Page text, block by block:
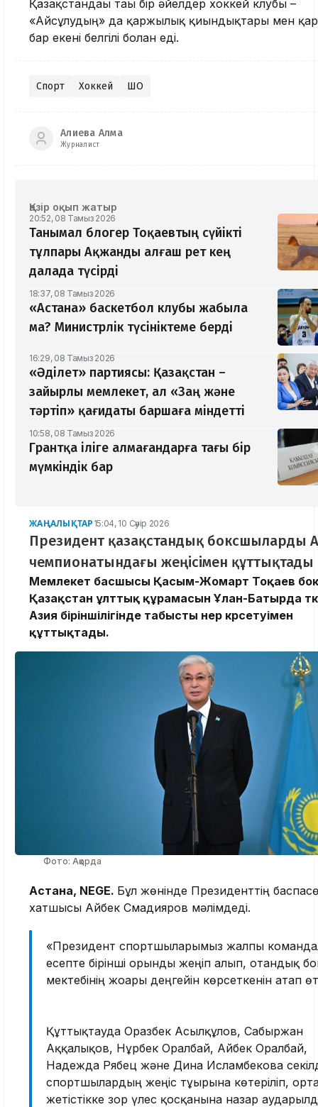
Қазақстандағы тағы бір әйелдер хоккей клубы –
«Айсұлудың» да қаржылық қиындықтары мен
бар екені белгілі болған еді.
Спорт Хоккей ШҚО
Алиева Алма
Журналист
Қазір оқып жатыр
20:52, 08 Тамыз 2026
Танымал блогер Тоқаевтың сүйікті
тұлпары Ақжанды алғаш рет кең
далада түсірді
18:37, 08 Тамыз 2026
«Астана» баскетбол клубы жабыла
ма? Министрлік түсініктеме берді
16:29, 08 Тамыз 2026
«Әділет» партиясы: Қазақстан –
зайырлы мемлекет, ал «Заң және
тәртіп» қағидаты баршаға міндетті
10:58, 08 Тамыз 2026
Грантқа іліге алмағандарға тағы бір
мүмкіндік бар
ЖАҢАЛЫҚТАР 15:04, 10 Сәуір 2026
Президент қазақстандық боксшыларды
чемпионатындағы жеңісімен құттықтады
Мемлекет басшысы Қасым-Жомарт Тоқаев
Қазақстан ұлттық құрамасын Ұлан-Батырда
Азия біріншілігінде табысты өнер көрсетуімен
құттықтады.
Фото: Ақорда
Астана, NEGE. Бұл жөнінде Президенттің
хатшысы Айбек Смадияров мәлімдеді.
«Президент спортшыларымыз жалпы
есепте бірінші орынды жеңіп алып, отандық
мектебінің жоғары деңгейін көрсеткенін атап
Құттықтауда Оразбек Асылқұлов, Сабыржан
Аққалықов, Нұрбек Оралбай, Айбек Оралбай,
Надежда Рябец және Дина Исламбекова
спортшылардың жеңіс тұғырына көтеріліп,
жетістікке зор үлес қосқанына назар